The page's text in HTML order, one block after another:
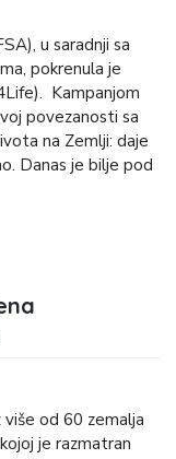
u saradnji sa
pokrenula je
Kampanjom
povezanosti sa
na Zemlji: daje
Danas je bilje pod
više od 60 zemalja
je razmatran